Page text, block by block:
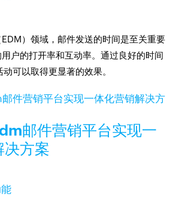
）领域，邮件发送的时间是至关重要
户的打开率和互动率。通过良好的时间
可以取得更显著的效果。
邮件营销平台实现一
决方案